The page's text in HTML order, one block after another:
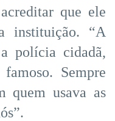
que ele
instituição. “A
polícia cidadã,
Sempre
quem usava as